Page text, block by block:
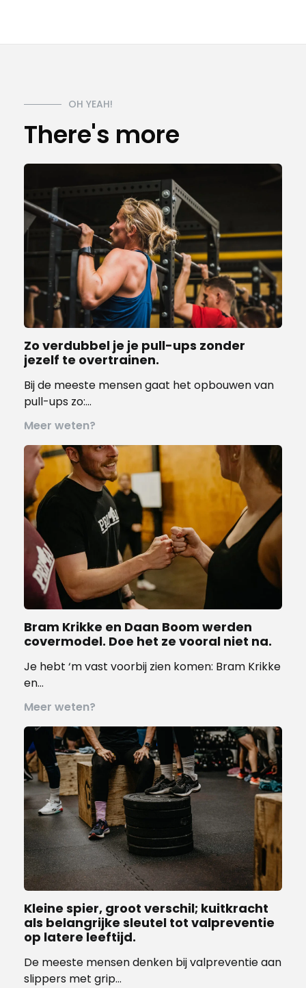
OH YEAH!
There's more
Zo verdubbel je je pull-ups zonder
jezelf te overtrainen.
Bij de meeste mensen gaat het opbouwen van
pull-ups zo:…
Meer weten?
Bram Krikke en Daan Boom werden
covermodel. Doe het ze vooral niet na.
Je hebt ‘m vast voorbij zien komen: Bram Krikke
en…
Meer weten?
Kleine spier, groot verschil; kuitkracht
als belangrijke sleutel tot valpreventie
op latere leeftijd.
De meeste mensen denken bij valpreventie aan
slippers met grip…